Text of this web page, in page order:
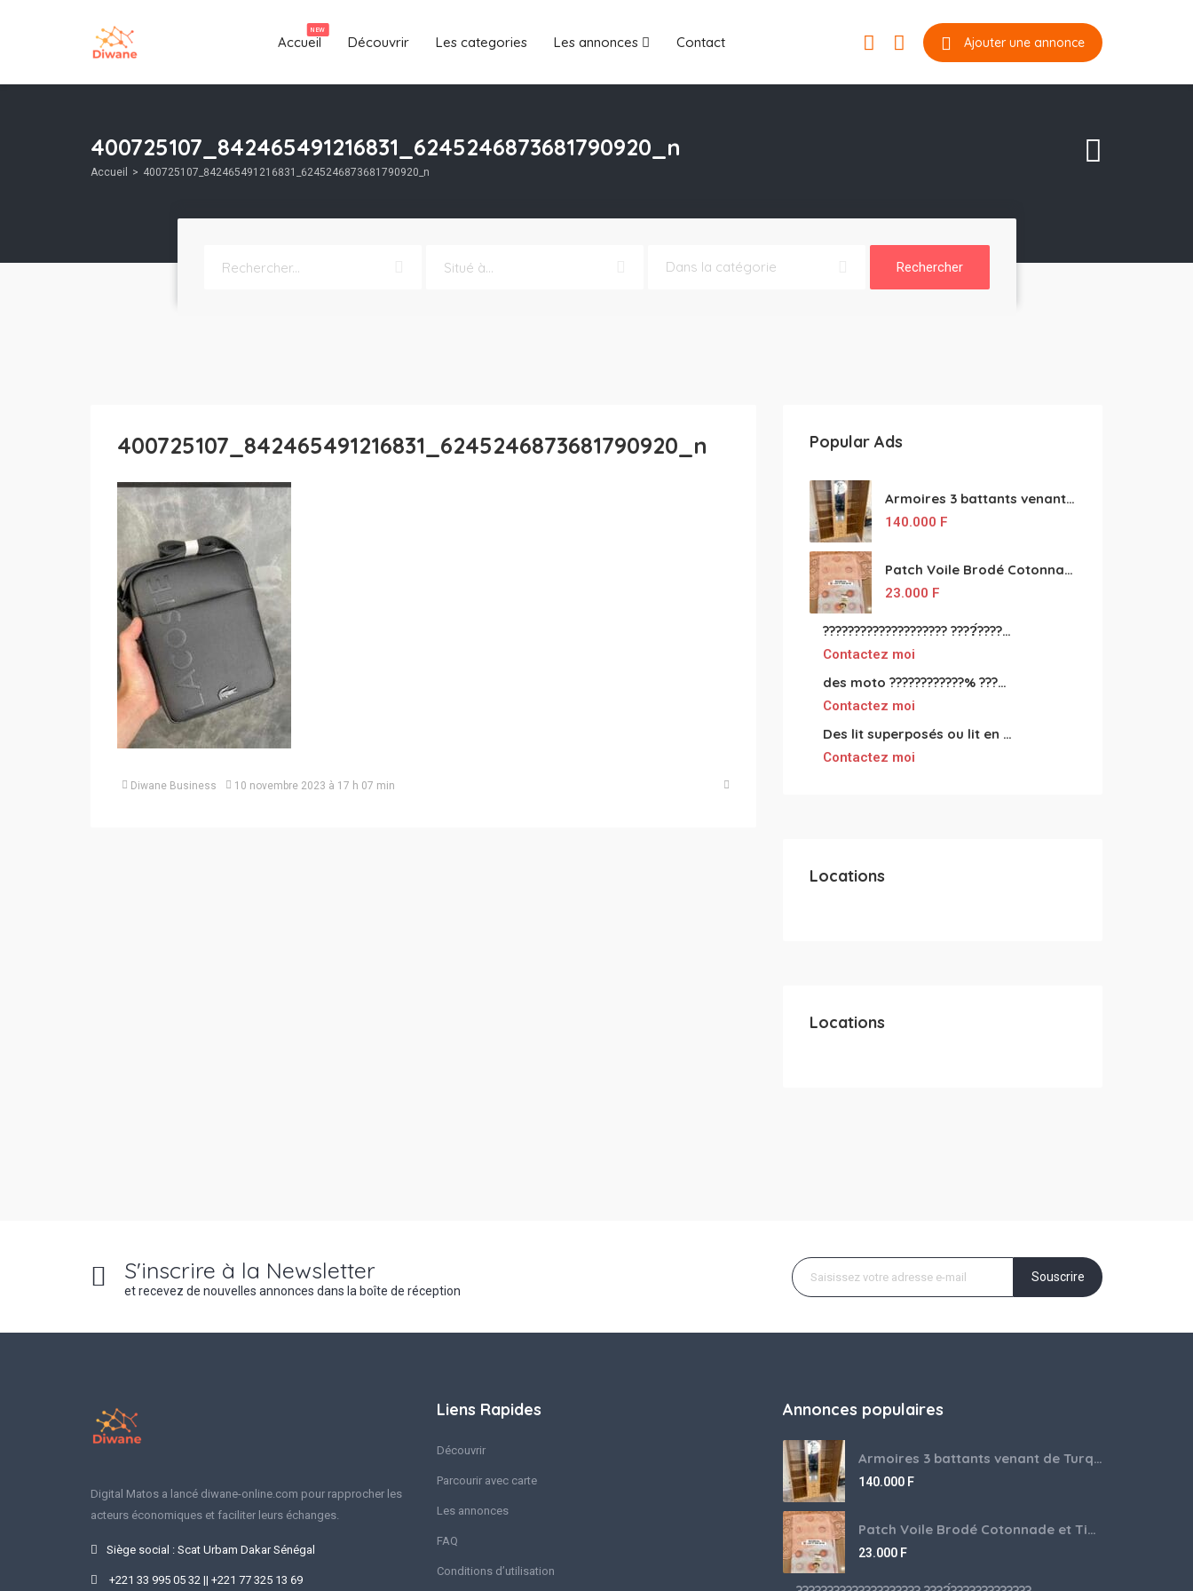
Accueil
NEW
Découvrir Les categories Les annonces Contact Ajouter une annonce
400725107_842465491216831_6245246873681790920_n
Accueil 400725107_842465491216831_6245246873681790920_n
Rechercher
400725107_842465491216831_6245246873681790920_n
Diwane Business 10 novembre 2023 à 17 h 07 min
Popular Ads
Armoires 3 battants venant de Turquie disponibles
140.000 F
Patch Voile Brodé Cotonnade et Tinu Minu de l’Inde ???????? ????
23.000 F
???????????????????? ????́???????????????????????????????????????? à vendre
Contactez moi
des moto ????????????% ????́???????????????????????????????????? à vendre
Contactez moi
Des lit superposés ou lit en fer forgé grande classes disponible
Contactez moi
Locations
Locations
S'inscrire à la Newsletter
et recevez de nouvelles annonces dans la boîte de réception
Souscrire
Digital Matos a lancé diwane-online.com pour rapprocher les
acteurs économiques et faciliter leurs échanges.
Siège social : Scat Urbam Dakar Sénégal
+221 33 995 05 32 || +221 77 325 13 69
Liens Rapides
Découvrir
Parcourir avec carte
Les annonces
FAQ
Conditions d’utilisation
Annonces populaires
Armoires 3 battants venant de Turquie disponibles
140.000 F
Patch Voile Brodé Cotonnade et Tinu Minu de l’Inde ???????? ????
23.000 F